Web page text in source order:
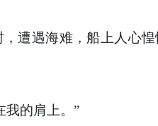
遭遇海难，船上人心
我的肩上。”